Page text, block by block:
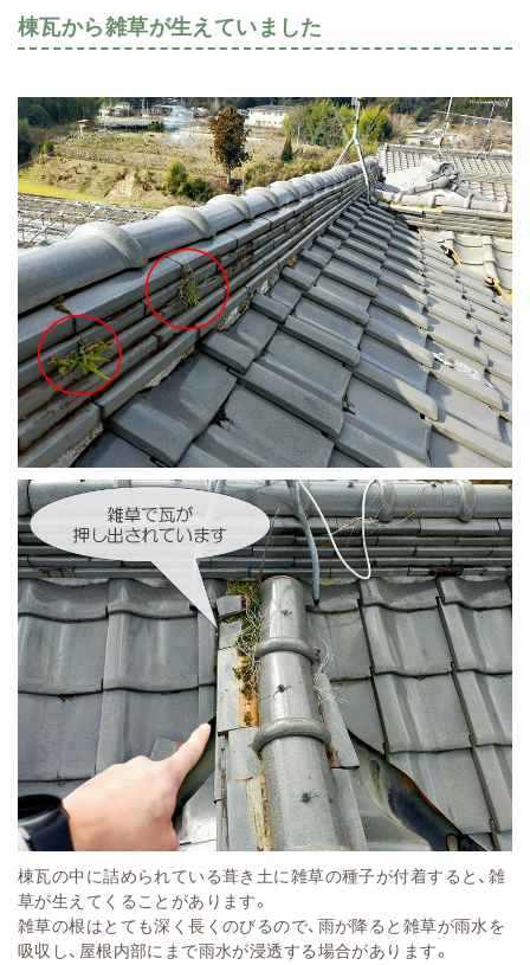
棟瓦から雑草が生えていました
棟瓦の中に詰められている葺き土に雑草の種子が付着すると、雑
草が生えてくることがあります。
雑草の根はとても深く長くのびるので、雨が降ると雑草が雨水を
吸収し、屋根内部にまで雨水が浸透する場合があります。